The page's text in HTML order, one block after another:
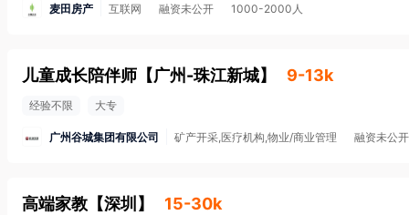
麦田房产 互联网 融资未公开 1000-2000人
儿童成长陪伴师 【广州-珠江新城】 9-13k
经验不限 大专
广州谷城集团有限公司 矿产开采,医疗机构,物业/商业管理 融资未公开
高端家教 【深圳 】 15-30k